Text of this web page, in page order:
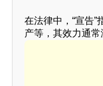
在法律中，“宣告
产等，其效力通常